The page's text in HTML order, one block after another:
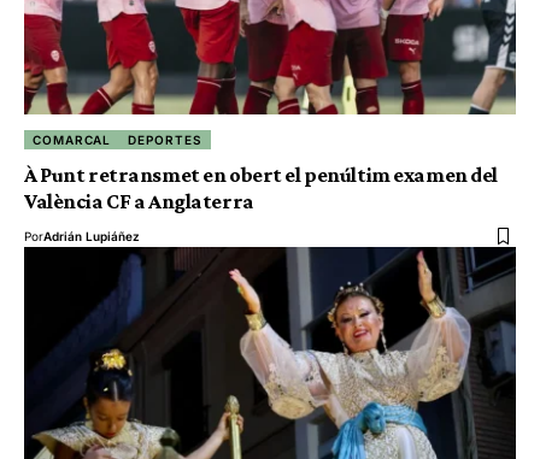
COMARCAL DEPORTES
À Punt retransmet en obert el penúltim examen del
València CF a Anglaterra
PorAdrián Lupiáñez